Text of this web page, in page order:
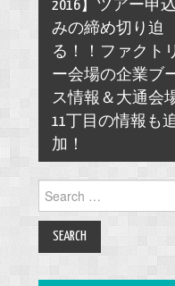
navigation
2016】ツアー申込
みの締め切り迫
る！！ファクト
ー会場の企業ブ
ス情報＆大通会
11丁目の情報も
加！
for: